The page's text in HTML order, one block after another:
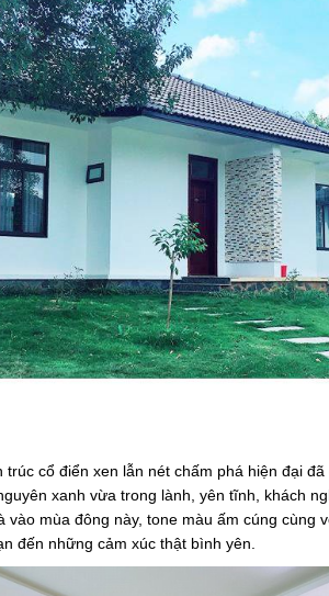
cổ điển xen lẫn nét chấm phá hiện đại
xanh vừa trong lành, yên tĩnh, khách
vào mùa đông này, tone màu ấm cúng cùng
đến những cảm xúc thật bình yên.